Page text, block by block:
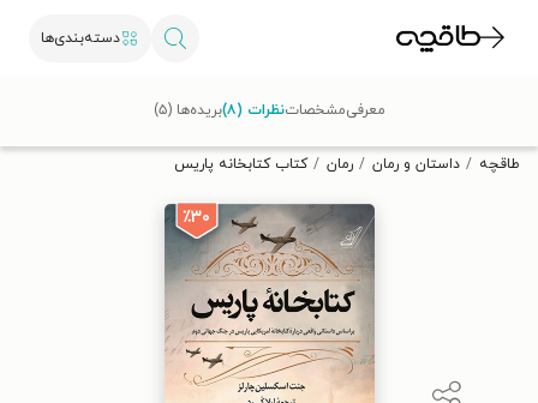
دسته‌بندی‌ها
تخفیف از طاقچه دریافت کن.
طاقچه داستان و رمان رمان کتاب کتابخانه پاریس
٪۳۰
معرفیمشخصاتنظرات (۸) بریده‌ها (۵)